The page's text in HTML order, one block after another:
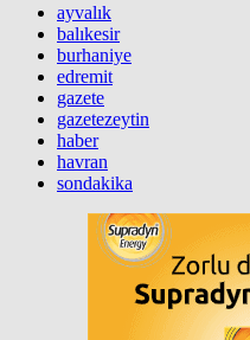
ayvalık
balıkesir
burhaniye
edremit
gazete
gazetezeytin
haber
havran
sondakika